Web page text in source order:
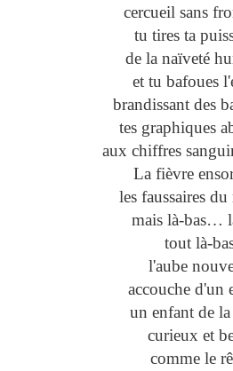
cercueil sans
tu tires ta
de la naïveté
et tu bafoues
brandissant des
tes graphiques
aux chiffres
La fièvre
les faussaires
mais là-bas…
tout là-
l'aube
accouche d'un
un enfant de la
curieux et
comme le